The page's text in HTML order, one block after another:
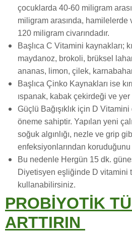
çocuklarda 40-60 miligram
miligram arasında,
120 miligram civarındadır.
Başlıca C Vitamini kaynakları;
maydanoz, brokoli, brüksel
ananas, limon, çilek,
Başlıca Çinko Kaynakları ise
ıspanak, kabak çekirdeği ve yer
Güçlü Bağışıklık için D
öneme sahiptir. Yapılan yeni
soğuk algınlığı, nezle ve grip
enfeksiyonlarından
Bu nedenle Hergün 15 dk.
Diyetisyen eşliğinde D vitamini
kullanabilirsiniz.
PROBİYOTİK
ARTTIRIN